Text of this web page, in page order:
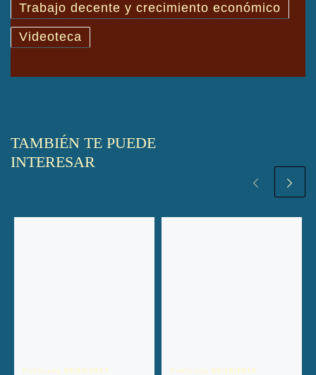
Trabajo decente y crecimiento económico
Videoteca
TAMBIÉN TE PUEDE
INTERESAR
Publicada 05/22/2017 Publicada 05/18/2015